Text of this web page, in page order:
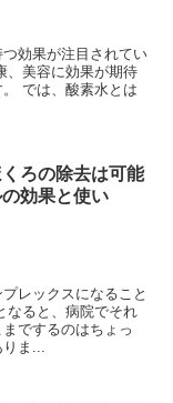
効果が注目されてい
、美容に効果が期待
では、酸素水とは
ろの除去は可能
効果と使い
レックスになること
なると、病院でそれ
でするのはちょっ
ま...